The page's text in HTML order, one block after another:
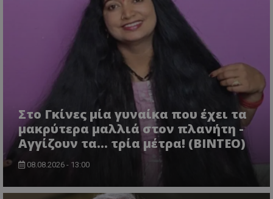
Στο Γκίνες μία γυναίκα που έχει τα
μακρύτερα μαλλιά στον πλανήτη -
Αγγίζουν τα... τρία μέτρα! (ΒΙΝΤΕΟ)
08.08.2026 - 13:00